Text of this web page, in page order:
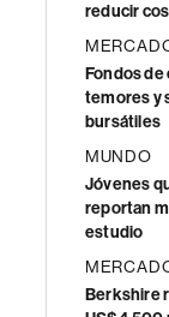
reducir
Fondos
temores y
bursátiles
MUNDO
Jóvenes
reportan
estudio
Berkshire